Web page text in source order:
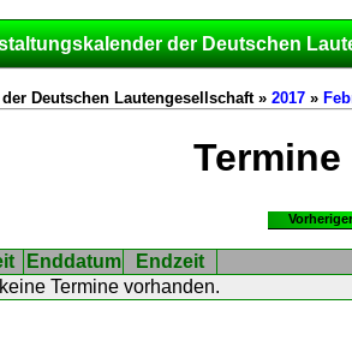
der Deutschen
Deutschen Lautengesellschaft » 2017 »
Termine
Enddatum
Endzeit
Termine vorhanden.